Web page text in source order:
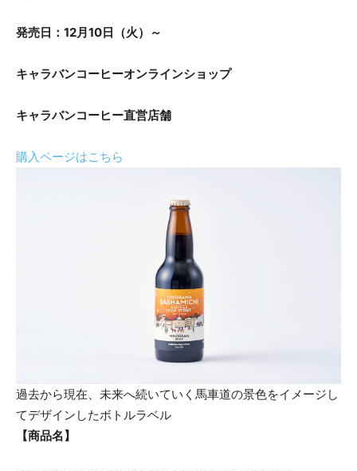
発売日：12月10日（火）～
キャラバンコーヒーオンラインショップ
キャラバンコーヒー直営店舗
購入ページはこちら
過去から現在、未来へ続いていく馬車道の景色をイメージし
てデザインしたボトルラベル
【商品名】